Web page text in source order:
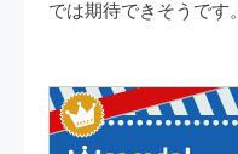
では期待できそうです。